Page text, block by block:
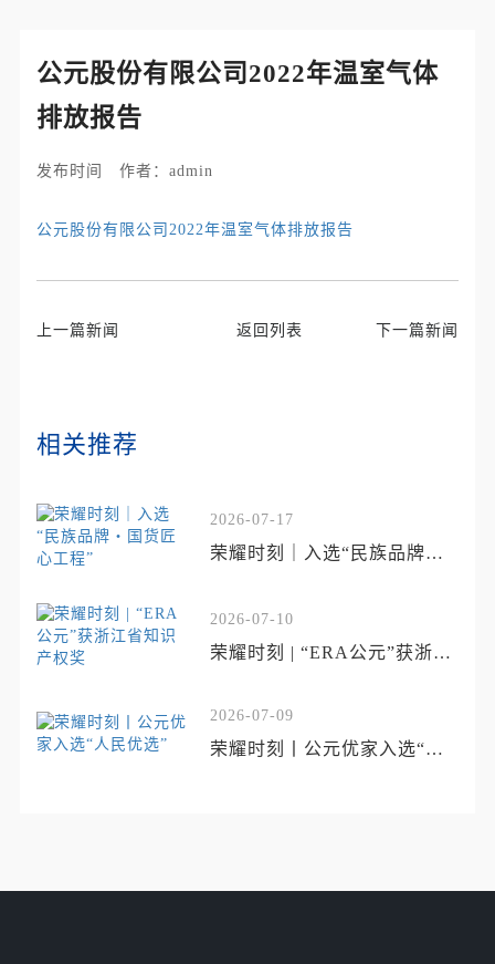
公元股份有限公司2022年温室气体
排放报告
发布时间 作者：admin
公元股份有限公司2022年温室气体排放报告
上一篇新闻 返回列表 下一篇新闻
相关推荐
2026-07-17
荣耀时刻｜入选“民族品牌・
2026-07-10
荣耀时刻 | “ERA公元”获浙江
2026-07-09
荣耀时刻丨公元优家入选“人